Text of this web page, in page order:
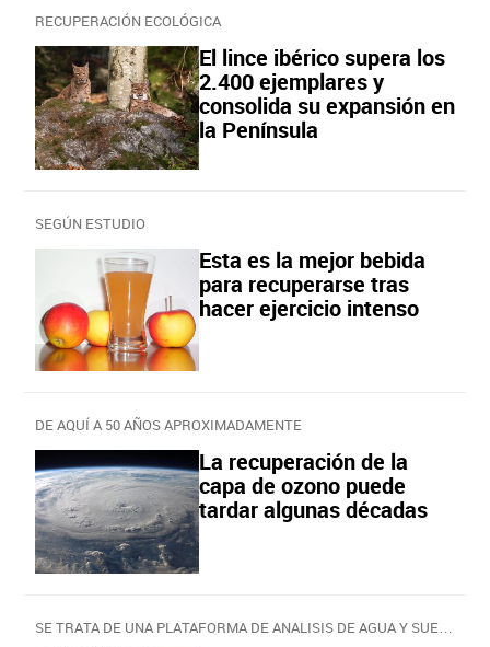
RECUPERACIÓN ECOLÓGICA
El lince ibérico supera los
2.400 ejemplares y
consolida su expansión en
la Península
SEGÚN ESTUDIO
Esta es la mejor bebida
para recuperarse tras
hacer ejercicio intenso
DE AQUÍ A 50 AÑOS APROXIMADAMENTE
La recuperación de la
capa de ozono puede
tardar algunas décadas
SE TRATA DE UNA PLATAFORMA DE ANALISIS DE AGUA Y SUELO